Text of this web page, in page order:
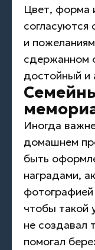
Цвет, форма
согласуются
и
сдержанном
достойный и
Иногда
домашнем
быть
наградами,
чтобы такой
не создавал
помогал